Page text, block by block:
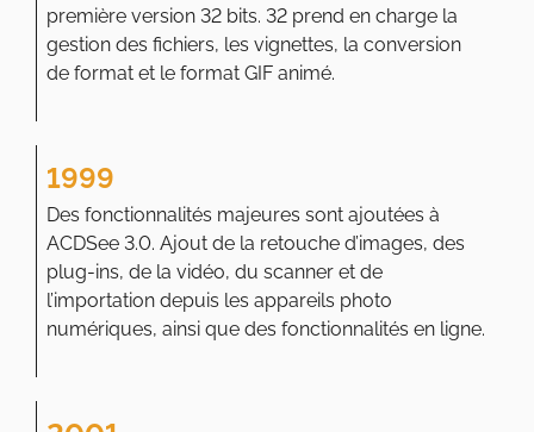
première version 32 bits. 32 prend en charge la
gestion des fichiers, les vignettes, la conversion
de format et le format GIF animé.
1999
Des fonctionnalités majeures sont ajoutées à
ACDSee 3.0. Ajout de la retouche d’images, des
plug-ins, de la vidéo, du scanner et de
l’importation depuis les appareils photo
numériques, ainsi que des fonctionnalités en ligne.